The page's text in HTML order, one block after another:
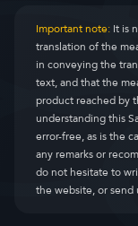
Important note:It is
translation of the
in conveying the
text, and that the
product reached by
understanding this
error-free, as is the
any remarks or
do not hesitate to
the website, or send